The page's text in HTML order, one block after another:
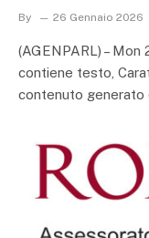
By 26 Gennaio 2026
(AGENPARL) –
contiene testo,
contenuto generato